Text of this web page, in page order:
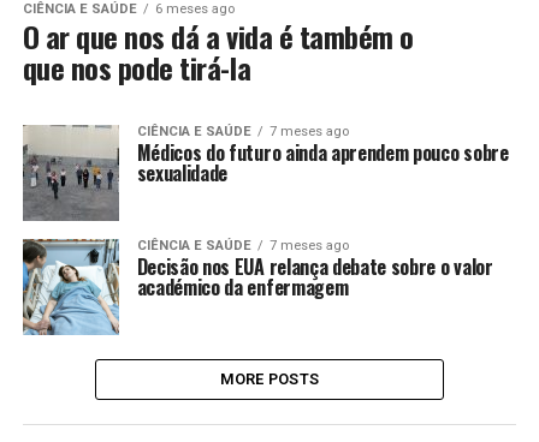
CIÊNCIA E SAÚDE 6 meses ago
O ar que nos dá a vida é também o
que nos pode tirá-la
CIÊNCIA E SAÚDE 7 meses ago
Médicos do futuro ainda aprendem pouco sobre
sexualidade
CIÊNCIA E SAÚDE 7 meses ago
Decisão nos EUA relança debate sobre o valor
académico da enfermagem
MORE POSTS